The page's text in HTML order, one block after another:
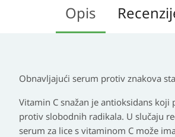
Opis
Obnavljajući serum protiv znakova
Vitamin C snažan je antioksidans koji
protiv slobodnih radikala. U slučaju
serum za lice s vitaminom C može